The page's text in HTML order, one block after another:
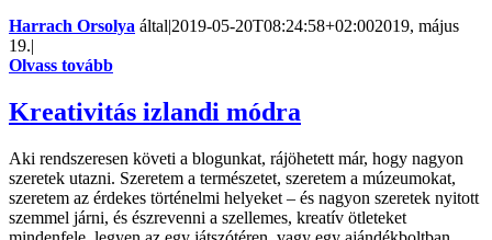
Harrach Orsolya által|2019-05-20T08:24:58+02:002019, május
19.|
Olvass tovább
Kreativitás izlandi módra
Aki rendszeresen követi a blogunkat, rájöhetett már, hogy nagyon
szeretek utazni. Szeretem a természetet, szeretem a múzeumokat,
szeretem az érdekes történelmi helyeket – és nagyon szeretek nyitott
szemmel járni, és észrevenni a szellemes, kreatív ötleteket